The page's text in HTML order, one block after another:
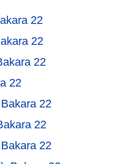
22
22
22
22
22
22
Bakara 22